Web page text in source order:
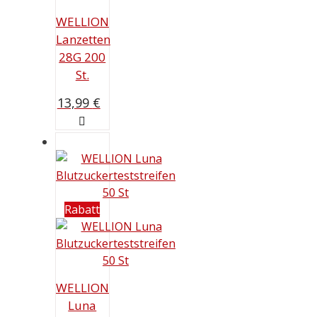
WELLION
Lanzetten
28G 200
St.
13,99 €
Rabatt
WELLION
Luna